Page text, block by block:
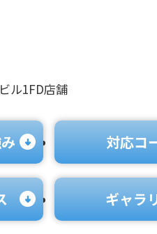
ル1FD店舗
対応コ
ギャラ